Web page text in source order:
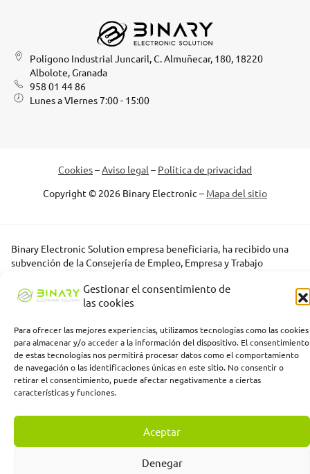
Gestionar el consentimiento de
las cookies
Para ofrecer las mejores experiencias, utilizamos tecnologías como las cookies
para almacenar y/o acceder a la información del dispositivo. El consentimiento
de estas tecnologías nos permitirá procesar datos como el comportamiento
de navegación o las identificaciones únicas en este sitio. No consentir o
retirar el consentimiento, puede afectar negativamente a ciertas
características y funciones.
Aceptar
Denegar
Polígono Industrial Juncaril, C. Almuñecar, 180, 18220
Albolote, Granada
958 01 44 86
Lunes a VIernes 7:00 - 15:00
Cookies–Aviso legal – Política de privacidad
Copyright © 2026 Binary Electronic – Mapa del sitio
Binary Electronic Solution empresa beneficiaria, ha recibido una
subvención de la Consejería de Empleo, Empresa y Trabajo
Europea con cargo al Programa FSE+ Andalucía 2021-2027,
enmarcada en el Programa Emplea-T, para la inserción laboral y el
Autónoma de Andalucía. Línea 2. Incentivo a la segunda o
sucesivas contrataciones indefinidas ordinarias por parte de
personas trabajadoras autónomas, y a cualquier contratación
indefinida ordinaria por parte de pymes.